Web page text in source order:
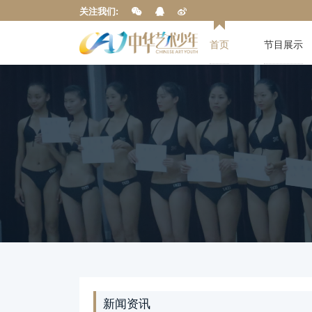
关注我们:
首页 节目展示
新闻资讯